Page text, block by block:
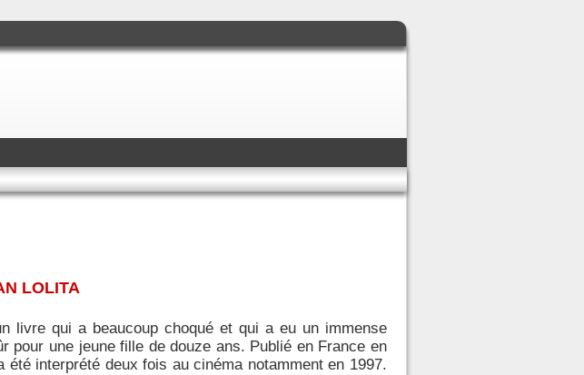
LOLITA
livre qui a beaucoup choqué et qui a eu un immense
pour une jeune fille de douze ans. Publié en France en
interprété deux fois au cinéma notamment en 1997.